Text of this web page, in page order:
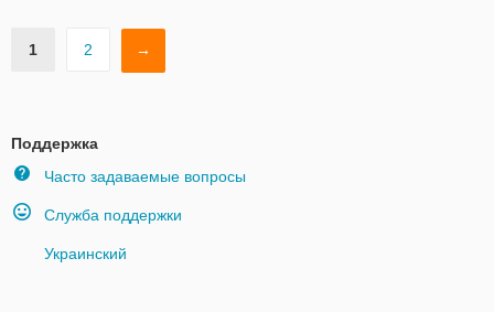
1 2 →
Поддержка
Часто задаваемые вопросы
Служба поддержки
Украинский